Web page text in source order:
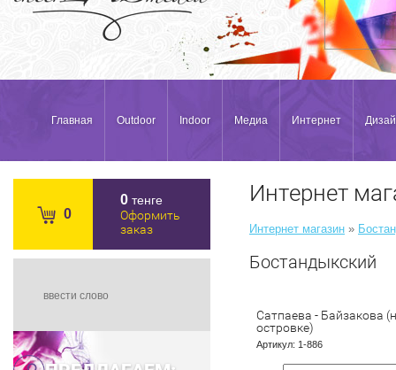
Главная Outdoor Indoor Медиа Интернет
0
0 тенге
Оформить
заказ
Интернет
Интернет магазин »
Бостандыкский
Сатпаева - Байзакова
островке)
Артикул: 1-886